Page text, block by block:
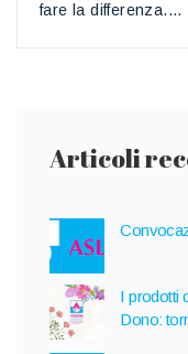
fare la differenza....
Articoli
I prodotti
Dono: